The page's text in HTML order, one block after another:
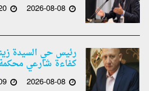
2026-08-08
رئيس حي السيدة
كفاءة شارعي
2026-08-08